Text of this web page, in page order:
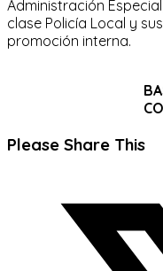
Administración
clase Policía Local y
promoción interna.
Please Share This